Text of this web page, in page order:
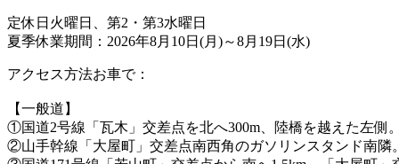
定休日 火曜日、第2・第3水曜日
夏季休業期間：2026年8月10日(月)～8月19日(水)
アクセス方法お車で：
【一般道】
①国道2号線「瓦木」交差点を北へ300m、陸橋を越えた左側
②山手幹線「大屋町」交差点南西角のガソリンスタンド南隣